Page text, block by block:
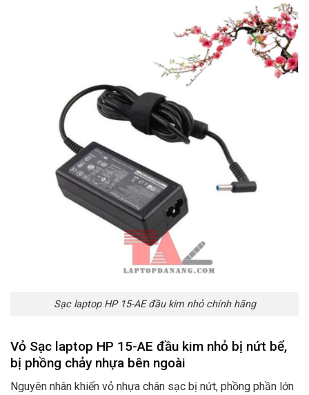
Sạc laptop HP 15-AE đầu kim nhỏ chính hãng
Vỏ Sạc laptop HP 15-AE đầu kim nhỏ bị nứt bể,
bị phồng chảy nhựa bên ngoài
Nguyên nhân khiến vỏ nhựa chân sạc bị nứt, phồng phần lớn